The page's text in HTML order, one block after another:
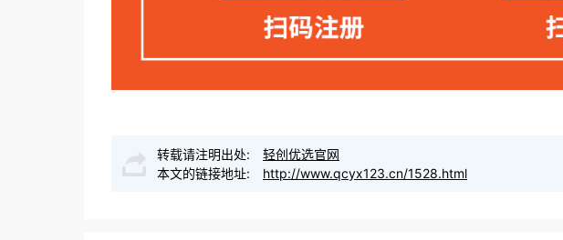
转载请注明出处:
轻创优选官网
本文的链接地址:
http://www.qcyx123.cn/1528.html